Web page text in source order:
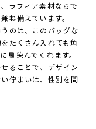
ラフィア素材ならで
ね備えています。
のは、このバッグな
たくさん入れても角
馴染んでくれます。
ることで、デザイン
佇まいは、性別を問